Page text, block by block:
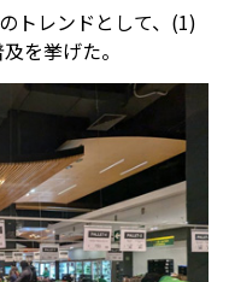
トレンドとして、(1)
を挙げた。